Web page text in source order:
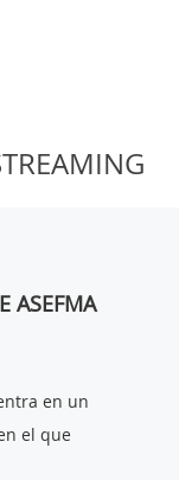
ASEFMA
en un
el que